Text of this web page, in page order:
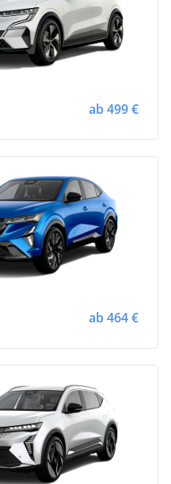
ab 499 €
ab 464 €